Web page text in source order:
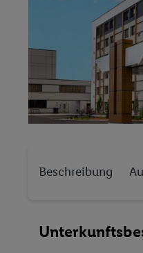
Beschreibung